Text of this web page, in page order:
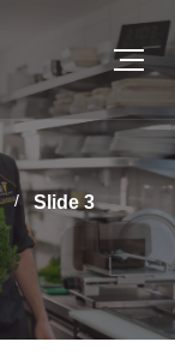
Slide 3